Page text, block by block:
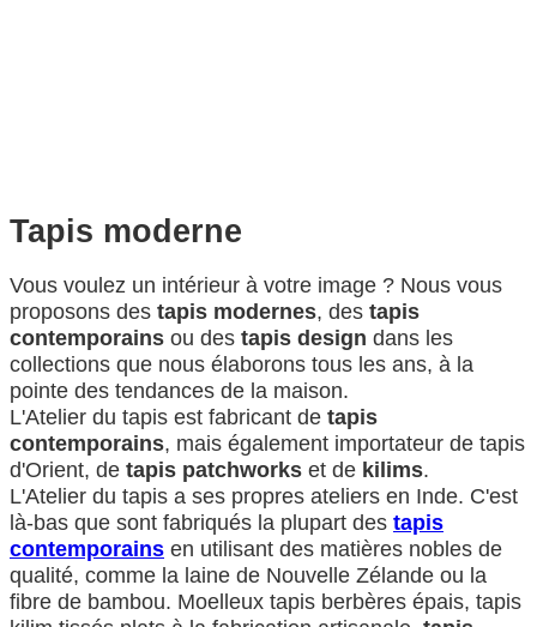
Tapis moderne
Vous voulez un intérieur à votre image ? Nous vous
proposons des tapis modernes, des tapis
contemporains ou des tapis design dans les
collections que nous élaborons tous les ans, à la
pointe des tendances de la maison.
L'Atelier du tapis est fabricant de tapis
contemporains, mais également importateur de tapis
d'Orient, de tapis patchworks et de kilims.
L'Atelier du tapis a ses propres ateliers en Inde. C'est
là-bas que sont fabriqués la plupart des tapis
contemporains en utilisant des matières nobles de
qualité, comme la laine de Nouvelle Zélande ou la
fibre de bambou. Moelleux tapis berbères épais, tapis